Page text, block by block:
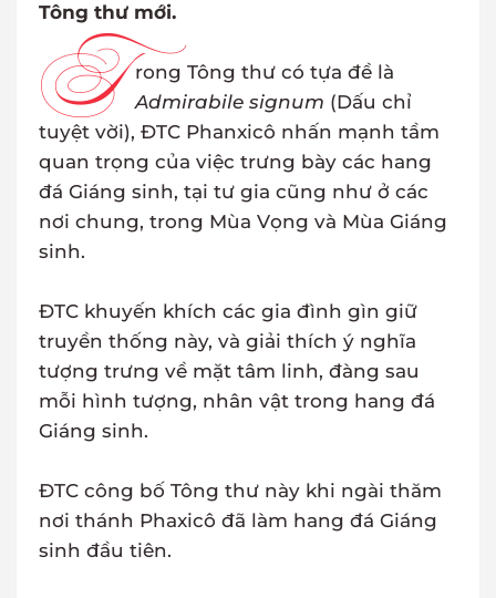
Tông thư mới.
T rong Tông thư có tựa đề là
Admirabile signum (Dấu chỉ
tuyệt vời), ĐTC Phanxicô nhấn mạnh tầm
quan trọng của việc trưng bày các hang
đá Giáng sinh, tại tư gia cũng như ở các
nơi chung, trong Mùa Vọng và Mùa Giáng
sinh.
ĐTC khuyến khích các gia đình gìn giữ
truyền thống này, và giải thích ý nghĩa
tượng trưng về mặt tâm linh, đàng sau
mỗi hình tượng, nhân vật trong hang đá
Giáng sinh.
ĐTC công bố Tông thư này khi ngài thăm
nơi thánh Phaxicô đã làm hang đá Giáng
sinh đầu tiên.